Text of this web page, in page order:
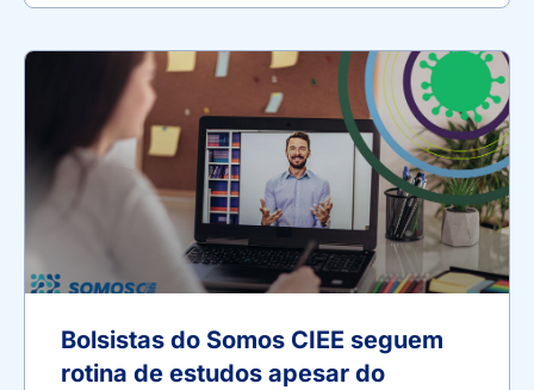
Bolsistas do Somos CIEE seguem
rotina de estudos apesar do